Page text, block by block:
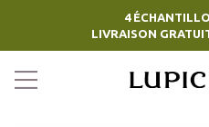
4
LIVRAISON